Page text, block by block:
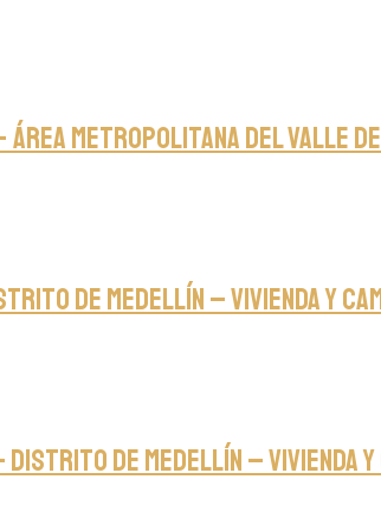
Metropolitana del Valle de
de Medellín – Vivienda y
de Medellín – Vivienda y